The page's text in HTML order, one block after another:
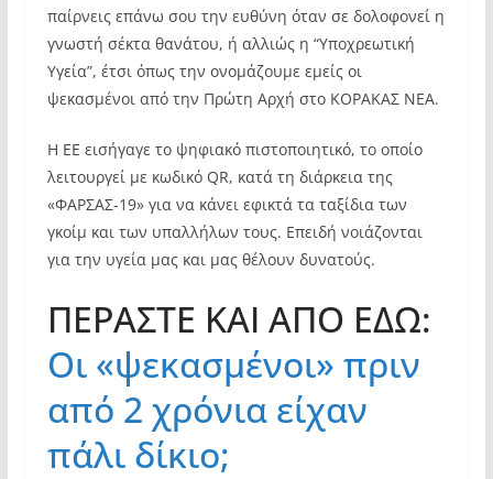
παίρνεις επάνω σου την ευθύνη όταν σε δολοφονεί η
γνωστή σέκτα θανάτου, ή αλλιώς η “Υποχρεωτική
Υγεία”, έτσι όπως την ονομάζουμε εμείς οι
ψεκασμένοι από την Πρώτη Αρχή στο ΚΟΡΑΚΑΣ ΝΕΑ.
Η ΕΕ εισήγαγε το ψηφιακό πιστοποιητικό, το οποίο
λειτουργεί με κωδικό QR, κατά τη διάρκεια της
«ΦΑΡΣΑΣ-19» για να κάνει εφικτά τα ταξίδια των
γκοίμ και των υπαλλήλων τους. Επειδή νοιάζονται
για την υγεία μας και μας θέλουν δυνατούς.
ΠΕΡΑΣΤΕ ΚΑΙ ΑΠΟ ΕΔΩ:
Οι «ψεκασμένοι» πριν
από 2 χρόνια είχαν
πάλι δίκιο;